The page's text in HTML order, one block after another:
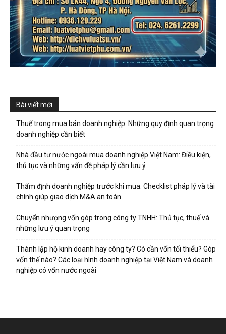
Bài viết mới
Thuế trong mua bán doanh nghiệp: Những quy định quan trọng
doanh nghiệp cần biết
Nhà đầu tư nước ngoài mua doanh nghiệp Việt Nam: Điều kiện,
thủ tục và những vấn đề pháp lý cần lưu ý
Thẩm định doanh nghiệp trước khi mua: Checklist pháp lý và tài
chính giúp giao dịch M&A an toàn
Chuyển nhượng vốn góp trong công ty TNHH: Thủ tục, thuế và
những lưu ý quan trọng
Thành lập hộ kinh doanh hay công ty? Có cần vốn tối thiểu? Góp
vốn thế nào? Các loại hình doanh nghiệp tại Việt Nam và doanh
nghiệp có vốn nước ngoài